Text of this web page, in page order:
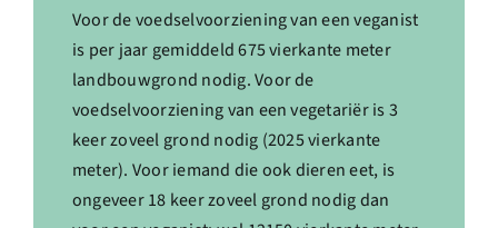
Voor de voedselvoorziening van een veganist
is per jaar gemiddeld 675 vierkante meter
landbouwgrond nodig. Voor de
voedselvoorziening van een vegetariër is 3
keer zoveel grond nodig (2025 vierkante
meter). Voor iemand die ook dieren eet, is
ongeveer 18 keer zoveel grond nodig dan